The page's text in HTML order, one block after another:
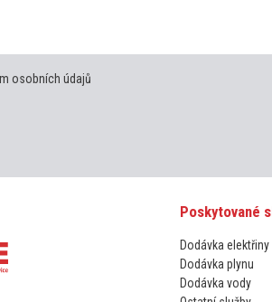
osobních údajů
Poskytované
Dodávka elektřiny
Dodávka plynu
Dodávka vody